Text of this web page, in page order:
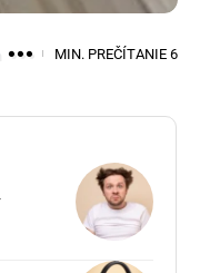
MIN. PREČÍTANIE 6